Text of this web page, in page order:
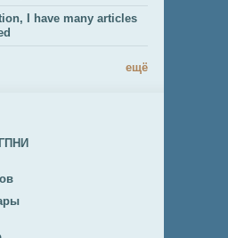
I have many articles
ещё